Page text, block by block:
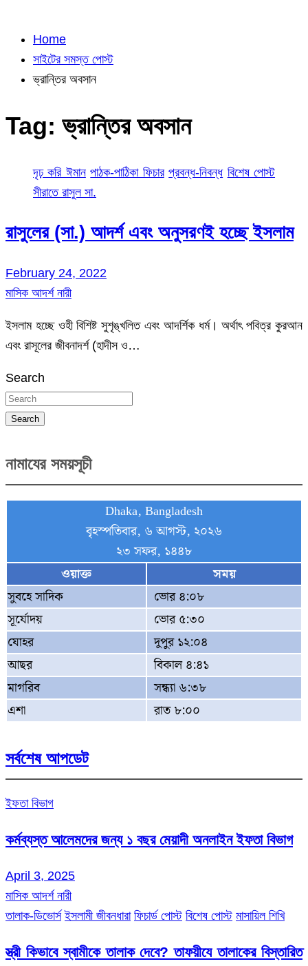
Home
সাইটের সমস্ত পোস্ট
ভ্রান্তির অবসান
Tag:ভ্রান্তির অবসান
দৃঢ় করি ঈমান পাঠক-পাঠিকা ফিচার প্রবন্ধ-নিবন্ধ বিশেষ পোস্ট
সীরাতে রাসুল সা.
রাসুলের (সা.) আদর্শ এবং অনুসরণই হচ্ছে ইসলাম
February 24, 2022
মাসিক আদর্শ নারী
ইসলাম হচ্ছে ওহী বিশিষ্ট সুশৃঙ্খলিত এবং আদর্শিক ধর্ম। অর্থাৎ পবিত্র কুরআন
এবং রাসূলের জীবনাদর্শ (হাদীস ও…
Search
Search
নামাযের সময়সূচী
Dhaka, Bangladesh
বৃহস্পতিবার, ৬ আগস্ট, ২০২৬
২৩ সফর, ১৪৪৮
ওয়াক্ত
সময়
সুবহে সাদিক
ভোর ৪:০৮
সূর্যোদয়
ভোর ৫:৩০
যোহর
দুপুর ১২:০৪
আছর
বিকাল ৪:৪১
মাগরিব
সন্ধ্যা ৬:৩৮
এশা
রাত ৮:০০
সর্বশেষ আপডেট
ইফতা বিভাগ
কর্মব্যস্ত আলেমদের জন্য ১ বছর মেয়াদী অনলাইন ইফতা বিভাগ
April 3, 2025
মাসিক আদর্শ নারী
তালাক-ডিভোর্স ইসলামী জীবনধারা ফিচার্ড পোস্ট বিশেষ পোস্ট মাসায়িল শিখি
স্ত্রী কিভাবে স্বামীকে তালাক দেবে? তাফয়ীযে তালাকের বিস্তারিত